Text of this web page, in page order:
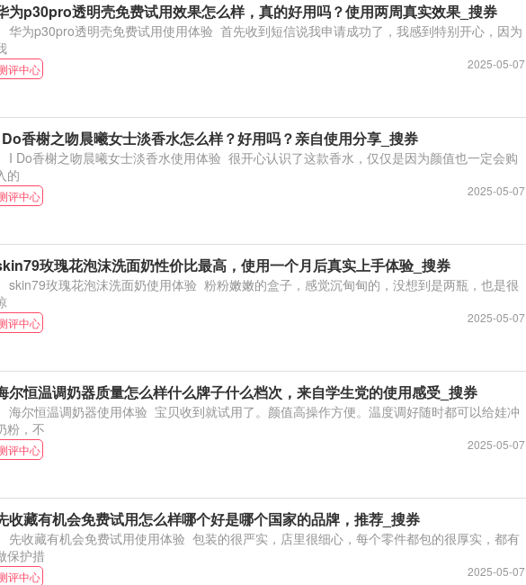
为p30pro透明壳免费试用效果怎么样，真的好用吗？使用两周真实效果_搜券
p30pro透明壳免费试用使用体验 首先收到短信说我申请成功了，我感到特别开心，因为
评中心 2025-05-07
香榭之吻晨曦女士淡香水怎么样？好用吗？亲自使用分享_搜券
香榭之吻晨曦女士淡香水使用体验 很开心认识了这款香水，仅仅是因为颜值也一定会购
的
评中心 2025-05-07
玫瑰花泡沫洗面奶性价比最高，使用一个月后真实上手体验_搜券
玫瑰花泡沫洗面奶使用体验 粉粉嫩嫩的盒子，感觉沉甸甸的，没想到是两瓶，也是很
评中心 2025-05-07
尔恒温调奶器质量怎么样什么牌子什么档次，来自学生党的使用感受_搜券
温调奶器使用体验 宝贝收到就试用了。颜值高操作方便。温度调好随时都可以给娃冲
粉，不
评中心 2025-05-07
收藏有机会免费试用怎么样哪个好是哪个国家的品牌，推荐_搜券
藏有机会免费试用使用体验 包装的很严实，店里很细心，每个零件都包的很厚实，都有
保护措
评中心 2025-05-07